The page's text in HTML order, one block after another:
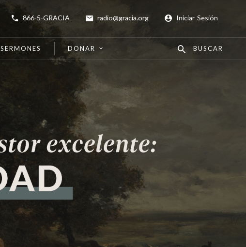
866-5-GRACIA radio@gracia.org Iniciar Sesión
SERMONES DONAR BUSCAR